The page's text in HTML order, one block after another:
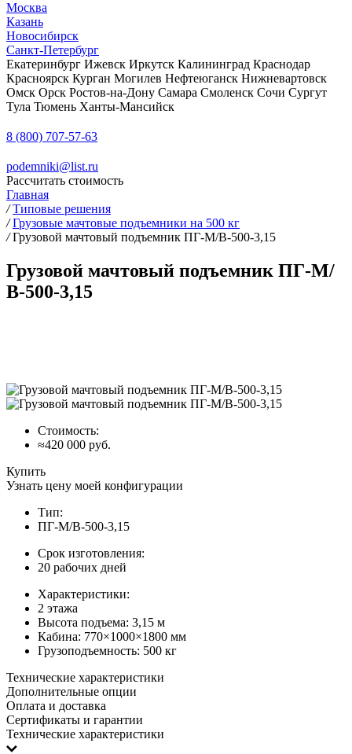
Москва
Казань
Новосибирск
Санкт-Петербург
Екатеринбург Ижевск Иркутск Калининград Краснодар
Красноярск Курган Могилев Нефтеюганск Нижневартовск
Омск Орск Ростов-на-Дону Самара Смоленск Сочи Сургут
Тула Тюмень Ханты-Мансийск
8 (800) 707-57-63
podemniki@list.ru
Рассчитать стоимость
Главная
/ Типовые решения
/ Грузовые мачтовые подъемники на 500 кг
/ Грузовой мачтовый подъемник ПГ-М/В-500-3,15
Грузовой мачтовый подъемник ПГ-М/
В-500-3,15
Стоимость:
≈420 000 руб.
Купить
Узнать цену моей конфигурации
Тип:
ПГ-М/В-500-3,15
Срок изготовления:
20 рабочих дней
Характеристики:
2 этажа
Высота подъема: 3,15 м
Кабина: 770×1000×1800 мм
Грузоподъемность: 500 кг
Технические характеристики
Дополнительные опции
Оплата и доставка
Сертификаты и гарантии
Технические характеристики